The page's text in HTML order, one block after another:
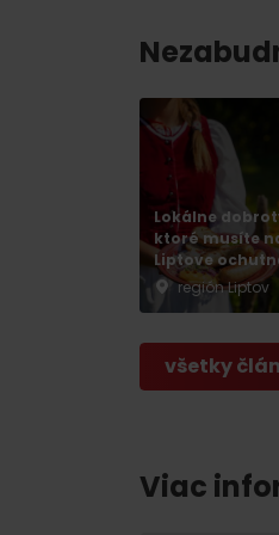
Nemáš
Mara
Taxi
Lokálne
ktoré musíte
Liptove
región Liptov
všetky
Viac